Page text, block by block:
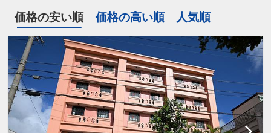
価格の安い順
価格の高い順 人気順